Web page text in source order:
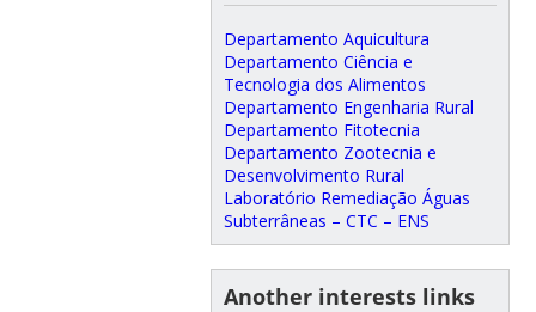
Departamento Aquicultura
Departamento Ciência e
Tecnologia dos Alimentos
Departamento Engenharia Rural
Departamento Fitotecnia
Departamento Zootecnia e
Desenvolvimento Rural
Laboratório Remediação Águas
Subterrâneas – CTC – ENS
Another interests links